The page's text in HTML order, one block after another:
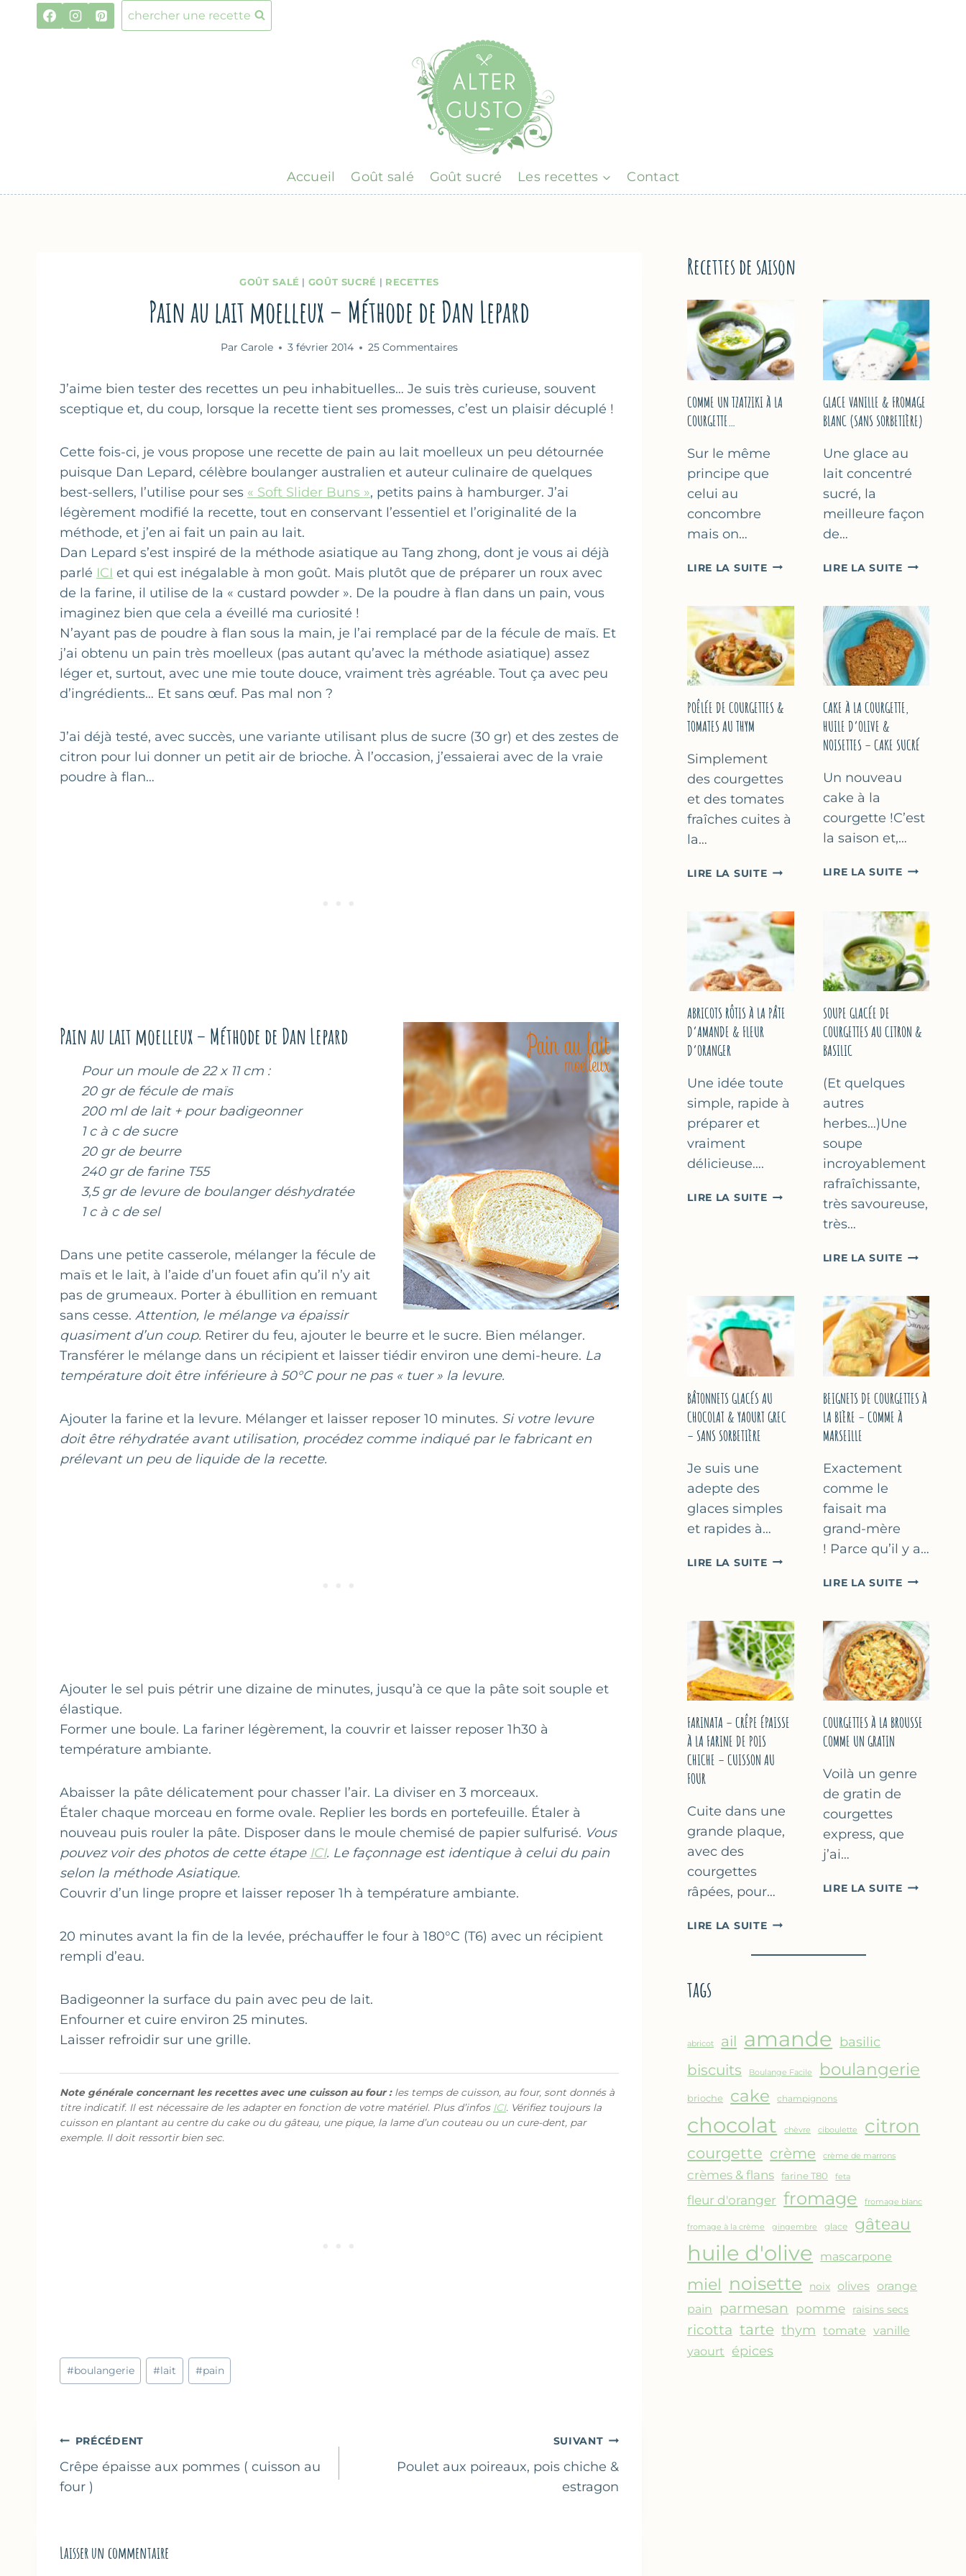
chercher une recette
Accueil Goût salé Goût sucré Les recettes Contact
GOÛT SALÉ | GOÛT SUCRÉ | RECETTES
Pain au lait moelleux – Méthode de Dan Lepard
Par Carole 3 février 2014 25 Commentaires
J’aime bien tester des recettes un peu inhabituelles… Je suis très curieuse, souvent
sceptique et, du coup, lorsque la recette tient ses promesses, c’est un plaisir décuplé !
Cette fois-ci, je vous propose une recette de pain au lait moelleux un peu détournée
puisque Dan Lepard, célèbre boulanger australien et auteur culinaire de quelques
best-sellers, l’utilise pour ses « Soft Slider Buns », petits pains à hamburger. J’ai
légèrement modifié la recette, tout en conservant l’essentiel et l’originalité de la
méthode, et j’en ai fait un pain au lait.
Dan Lepard s’est inspiré de la méthode asiatique au Tang zhong, dont je vous ai déjà
parlé ICI et qui est inégalable à mon goût. Mais plutôt que de préparer un roux avec
de la farine, il utilise de la « custard powder ». De la poudre à flan dans un pain, vous
imaginez bien que cela a éveillé ma curiosité !
N’ayant pas de poudre à flan sous la main, je l’ai remplacé par de la fécule de maïs. Et
j’ai obtenu un pain très moelleux (pas autant qu’avec la méthode asiatique) assez
léger et, surtout, avec une mie toute douce, vraiment très agréable. Tout ça avec peu
d’ingrédients… Et sans œuf. Pas mal non ?
J’ai déjà testé, avec succès, une variante utilisant plus de sucre (30 gr) et des zestes de
citron pour lui donner un petit air de brioche. À l’occasion, j’essaierai avec de la vraie
poudre à flan…
Pain au lait moelleux – Méthode de Dan Lepard
Pour un moule de 22 x 11 cm :
20 gr de fécule de maïs
200 ml de lait + pour badigeonner
1 c à c de sucre
20 gr de beurre
240 gr de farine T55
3,5 gr de levure de boulanger déshydratée
1 c à c de sel
Dans une petite casserole, mélanger la fécule de
maïs et le lait, à l’aide d’un fouet afin qu’il n’y ait
pas de grumeaux. Porter à ébullition en remuant
sans cesse. Attention, le mélange va épaissir
quasiment d’un coup. Retirer du feu, ajouter le beurre et le sucre. Bien mélanger.
Transférer le mélange dans un récipient et laisser tiédir environ une demi-heure. La
température doit être inférieure à 50°C pour ne pas « tuer » la levure.
Ajouter la farine et la levure. Mélanger et laisser reposer 10 minutes. Si votre levure
doit être réhydratée avant utilisation, procédez comme indiqué par le fabricant en
prélevant un peu de liquide de la recette.
Ajouter le sel puis pétrir une dizaine de minutes, jusqu’à ce que la pâte soit souple et
élastique.
Former une boule. La fariner légèrement, la couvrir et laisser reposer 1h30 à
température ambiante.
Abaisser la pâte délicatement pour chasser l’air. La diviser en 3 morceaux.
Étaler chaque morceau en forme ovale. Replier les bords en portefeuille. Étaler à
nouveau puis rouler la pâte. Disposer dans le moule chemisé de papier sulfurisé. Vous
pouvez voir des photos de cette étape ICI. Le façonnage est identique à celui du pain
selon la méthode Asiatique.
Couvrir d’un linge propre et laisser reposer 1h à température ambiante.
20 minutes avant la fin de la levée, préchauffer le four à 180°C (T6) avec un récipient
rempli d’eau.
Badigeonner la surface du pain avec peu de lait.
Enfourner et cuire environ 25 minutes.
Laisser refroidir sur une grille.
Note générale concernant les recettes avec une cuisson au four :les temps de cuisson, au four, sont donnés à
titre indicatif. Il est nécessaire de les adapter en fonction de votre matériel. Plus d’infos ICI. Vérifiez toujours la
cuisson en plantant au centre du cake ou du gâteau, une pique, la lame d’un couteau ou un cure-dent, par
exemple. Il doit ressortir bien sec.
Étiquettes
de
#boulangerie #lait #pain
Navigation
de
l’article
PRÉCÉDENT
Crêpe épaisse aux pommes ( cuisson au
four )
SUIVANT
Poulet aux poireaux, pois chiche &
estragon
Laisser un commentaire
Recettes de saison
COMME UN TZATZIKI À LA
COURGETTE…
Sur le même
principe que
celui au
concombre
mais on…
LIRE LA SUITECOMME
À
LA
COURGETTE…
GLACE VANILLE & FROMAGE
BLANC (SANS SORBETIÈRE)
Une glace au
lait concentré
sucré, la
meilleure façon
de…
LIRE LA SUITEGLACE
FROMAGE
BLANC
(SANS
POÊLÉE DE COURGETTES &
TOMATES AU THYM
Simplement
des courgettes
et des tomates
fraîches cuites à
la…
LIRE LA SUITEPOÊLÉE
&
TOMATES
AU
THYM
CAKE À LA COURGETTE,
HUILE D’OLIVE &
NOISETTES – CAKE SUCRÉ
Un nouveau
cake à la
courgette !C’est
la saison et,…
LIRE LA SUITECAKE
HUILE
D’OLIVE
&
NOISETTES
SUCRÉ
ABRICOTS RÔTIS À LA PÂTE
D’AMANDE & FLEUR
D’ORANGER
Une idée toute
simple, rapide à
préparer et
vraiment
délicieuse….
LIRE LA SUITEABRICOTS
&
FLEUR
D’ORANGER
SOUPE GLACÉE DE
COURGETTES AU CITRON &
BASILIC
(Et quelques
autres
herbes…)Une
soupe
incroyablement
rafraîchissante,
très savoureuse,
très…
LIRE LA SUITESOUPE
AU
CITRON
&
BASILIC
BÂTONNETS GLACÉS AU
CHOCOLAT & YAOURT GREC
– SANS SORBETIÈRE
Je suis une
adepte des
glaces simples
et rapides à…
LIRE LA SUITEBÂTONNETS
&
YAOURT
GREC
–
SANS
BEIGNETS DE COURGETTES À
LA BIÈRE – COMME À
MARSEILLE
Exactement
comme le
faisait ma
grand-mère
! Parce qu’il y a…
LIRE LA SUITEBEIGNETS
À
LA
BIÈRE
–
COMME
MARSEILLE
FARINATA – CRÊPE ÉPAISSE
À LA FARINE DE POIS
CHICHE – CUISSON AU
FOUR
Cuite dans une
grande plaque,
avec des
courgettes
râpées, pour…
LIRE LA SUITEFARINATA
CRÊPE
DE
CHICHE
CUISSON
AU
FOUR
COURGETTES À LA BROUSSE
COMME UN GRATIN
Voilà un genre
de gratin de
courgettes
express, que
j’ai…
LIRE LA SUITE
tags
abricot ail amande basilic
biscuits Boulange Facile boulangerie
brioche cake champignons
chocolat chèvre ciboulette citron
courgette crème crème de marrons
crèmes & flans farine T80 feta
fleur d'oranger fromage fromage blanc
fromage à la crème gingembre glace gâteau
huile d'olive mascarpone
miel noisette noix olives orange
pain
parmesan pomme raisins secs
ricotta tarte thym tomate vanille
yaourt épices